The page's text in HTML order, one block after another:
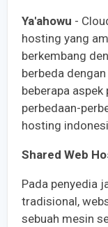
Ya'ahowu -
hosting yang
berkembang
berbeda
beberapa
perbedaan-
hosting
Shared Web
Pada penyedia
tradisional,
sebuah mesin